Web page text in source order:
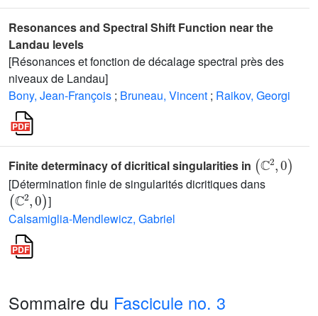
Resonances and Spectral Shift Function near the
Landau levels
[Résonances et fonction de décalage spectral près des
niveaux de Landau]
Bony, Jean-François ; Bruneau, Vincent ; Raikov, Georgi
Finite determinacy of dicritical singularities in
(ℂ 2 )
[Détermination finie de singularités dicritiques dans
(ℂ2,0)
]
Calsamiglia-Mendlewicz, Gabriel
Sommaire du Fascicule no. 3